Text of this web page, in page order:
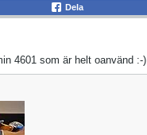
Dela
4601 som är helt oanvänd :-)